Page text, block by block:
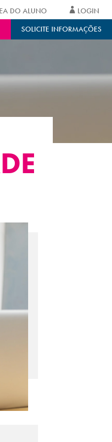
SOLICITE INFORMAÇÕES
DO ALUNO LOGIN